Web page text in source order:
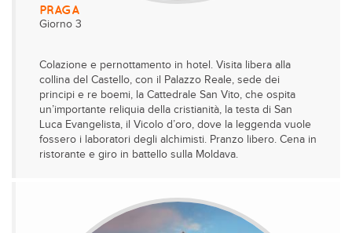
PRAGA
Giorno 3
Colazione e pernottamento in hotel. Visita libera alla
collina del Castello, con il Palazzo Reale, sede dei
principi e re boemi, la Cattedrale San Vito, che ospita
un’importante reliquia della cristianità, la testa di San
Luca Evangelista, il Vicolo d’oro, dove la leggenda vuole
fossero i laboratori degli alchimisti. Pranzo libero. Cena in
ristorante e giro in battello sulla Moldava.